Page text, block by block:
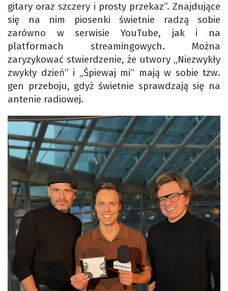
gitary oraz szczery i prosty przekaz”. Znajdujące
się na nim piosenki świetnie radzą sobie
zarówno w serwisie YouTube, jak i na
platformach streamingowych. Można
zaryzykować stwierdzenie, że utwory „Niezwykły
zwykły dzień” i „Śpiewaj mi” mają w sobie tzw.
gen przeboju, gdyż świetnie sprawdzają się na
antenie radiowej.